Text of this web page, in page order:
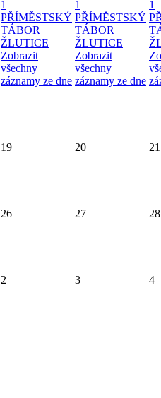
1
PŘÍMĚSTSKÝ
TÁBOR
ŽLUTICE
Zobrazit
všechny
záznamy ze dne
1
PŘÍMĚSTSKÝ
TÁBOR
ŽLUTICE
Zobrazit
všechny
záznamy ze dne
1
19 20 21
26 27 28
2 3 4